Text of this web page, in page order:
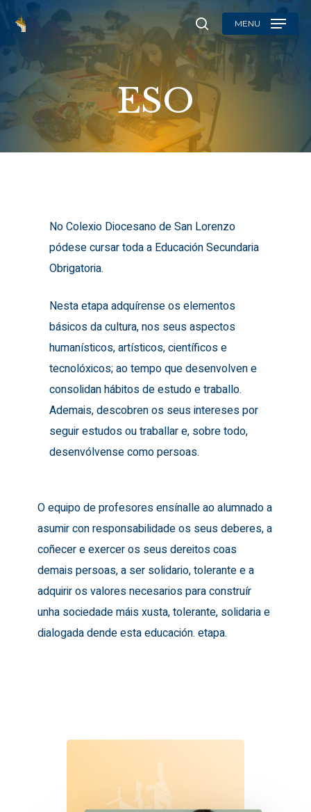
main
content
searchMENU
ESO
No Colexio Diocesano de San Lorenzo
pódese cursar toda a Educación Secundaria
Obrigatoria.
Nesta etapa adquírense os elementos
básicos da cultura, nos seus aspectos
humanísticos, artísticos, científicos e
tecnolóxicos; ao tempo que desenvolven e
consolidan hábitos de estudo e traballo.
Ademais, descobren os seus intereses por
seguir estudos ou traballar e, sobre todo,
desenvólvense como persoas.
O equipo de profesores ensínalle ao alumnado a
asumir con responsabilidade os seus deberes, a
coñecer e exercer os seus dereitos coas
demais persoas, a ser solidario, tolerante e a
adquirir os valores necesarios para construír
unha sociedade máis xusta, tolerante, solidaria e
dialogada dende esta educación. etapa.